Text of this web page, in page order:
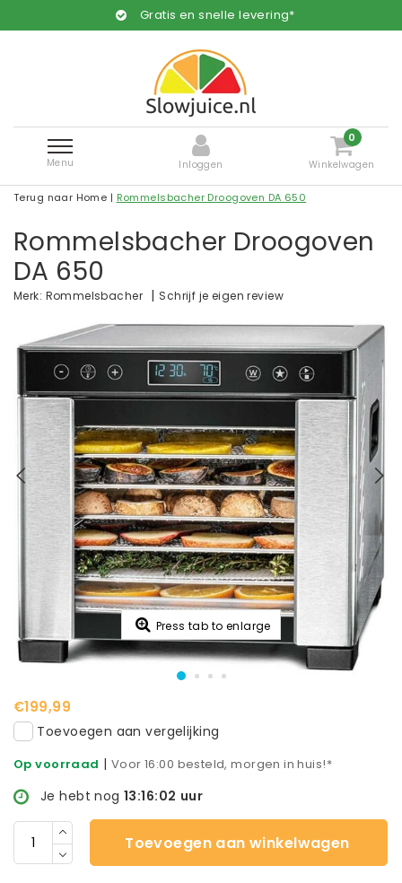
Gratis en snelle levering*
Menu Inloggen
0
Winkelwagen
Terug naar Home | Rommelsbacher Droogoven DA 650
Rommelsbacher Droogoven
DA 650
Merk: Rommelsbacher | Schrijf je eigen review
Press tab to enlarge
€199,99
Toevoegen aan vergelijking
Op voorraad | Voor 16:00 besteld, morgen in huis!*
Je hebt nog 13:16:02 uur
Toevoegen aan winkelwagen